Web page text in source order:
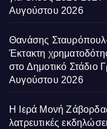
Αυγούστου 2026
Θανάσης
Έκτακτη
στο Δημοτικό Στάδιο
Αυγούστου 2026
Η Ιερά Μονή
λατρευτικές